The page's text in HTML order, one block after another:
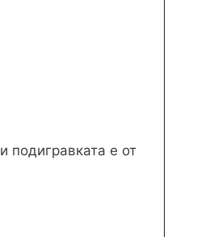
и подигравката е от